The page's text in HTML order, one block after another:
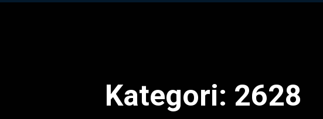
Kategori: 2628